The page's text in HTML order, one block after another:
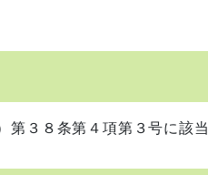
第３８条第４項第３号に該当